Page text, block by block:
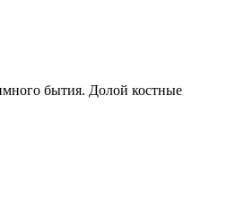
бытия. Долой костные